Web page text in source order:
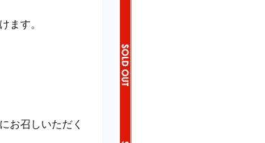
ます。
お召しいただく